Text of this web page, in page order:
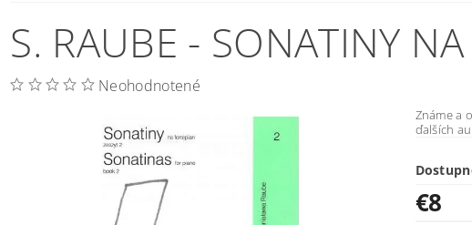
S. RAUBE - SONATINY
Neohodnotené
Známe a
ďalších
€8